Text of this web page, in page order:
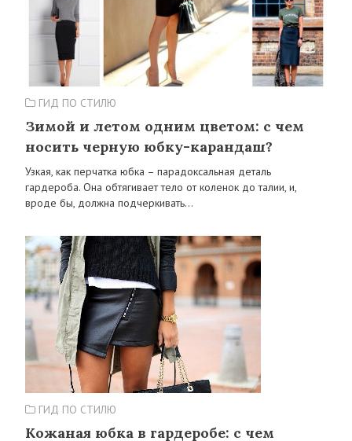
ГИД ПО СТИЛЮ
Зимой и летом одним цветом: с чем
носить черную юбку-карандаш?
Узкая, как перчатка юбка – парадоксальная деталь
гардероба. Она обтягивает тело от коленок до талии, и,
вроде бы, должна подчеркивать…
ГИД ПО СТИЛЮ
Кожаная юбка в гардеробе: с чем